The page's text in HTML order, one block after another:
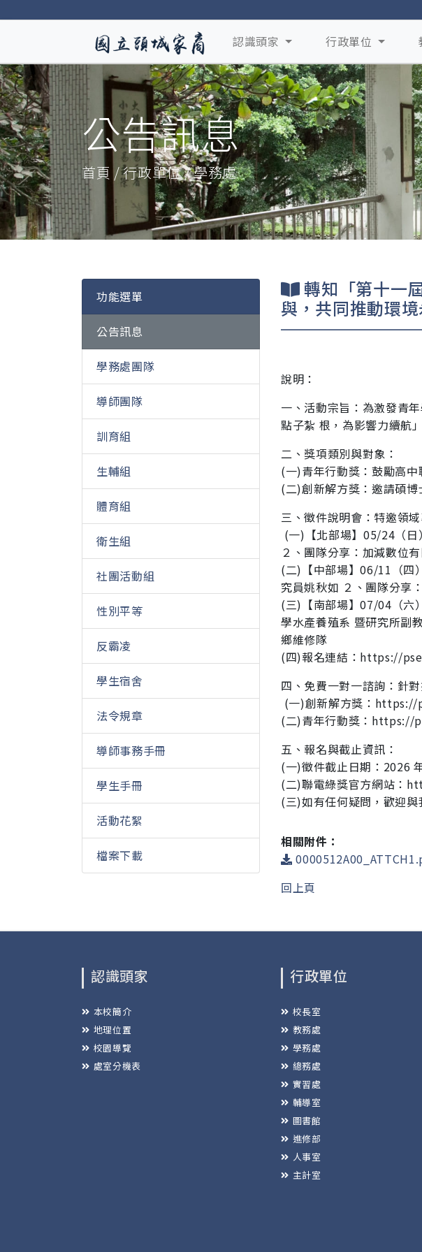
認識頭家 行政單位
公告訊息
首頁 / 行政單位 / 學務處
功能選單
公告訊息
學務處團隊
導師團隊
訓育組
生輔組
體育組
衛生組
社團活動組
性別平等
反霸凌
學生宿舍
法令規章
導師事務手冊
學生手冊
活動花絮
檔案下載
轉知「第十一
與，共同推動環
說明：
一、活動宗旨：為激發青
點子紮 根，為影響力續航
二、獎項類別與對象：
(一)青年行動獎：鼓勵高
(二)創新解方獎：邀請碩
三、徵件說明會：特邀領
(一)【北部場】05/24（
２、團隊分享：加減數位
(二)【中部場】06/11（四
究員姚秋如 ２、團隊分享
(三)【南部場】07/04（六
學水產養殖系 暨研究所副
鄉維修隊
(四)報名連結：https://
四、免費一對一諮詢：針
(一)創新解方獎：https://
(二)青年行動獎：https://
五、報名與截止資訊：
(一)徵件截止日期：2026
(二)聯電綠獎官方網站：
(三)如有任何疑問，歡迎
相關附件：
回上頁
認識頭家
本校簡介
地理位置
校園導覽
處室分機表
行政單位
校長室
教務處
學務處
總務處
實習處
輔導室
圖書館
進修部
人事室
主計室